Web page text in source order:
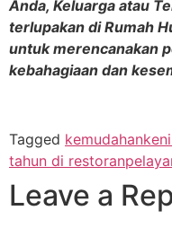
Anda, Keluarga atau
terlupakan di Rumah
untuk merencanakan
kebahagiaan dan
Tagged kemudahan
tahun di restoran
Leave a